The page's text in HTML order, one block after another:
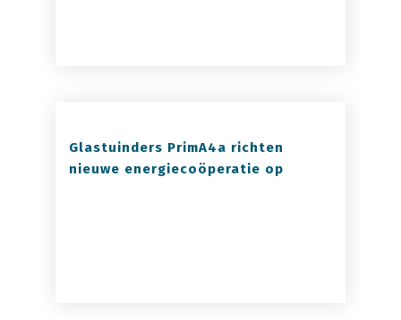
Glastuinders PrimA4a richten
nieuwe energiecoöperatie op